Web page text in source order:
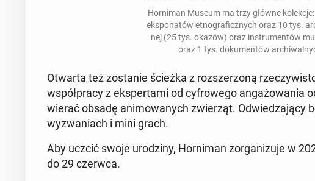
Hor­ni­man Museum ma trzy główne
eks­po­na­tów et­no­gra­ficz­nych oraz 10 tys.
nej (25 tys. okazów) oraz in­stru­men­tów
oraz 1 tys. do­ku­men­tów
Otwarta też zo­sta­nie ścieżka z roz­sze­rzo­ną
współ­pra­cy z eks­per­ta­mi od cy­fro­we­go an­ga­żo­wa­nia
wie­rać obsadę ani­mo­wa­nych zwie­rząt. Od­wie­dza­ją­cy
wy­zwa­niach i mini grach.
Aby uczcić swoje uro­dzi­ny, Hor­ni­man zor­ga­ni­zu­je w
do 29 czerwca.